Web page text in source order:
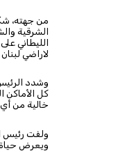
من جهته،
الشرقية
لاراضي
وشدد
كل الأماكن
خالية من أي
ولفت رئيس
ويعرض حياة